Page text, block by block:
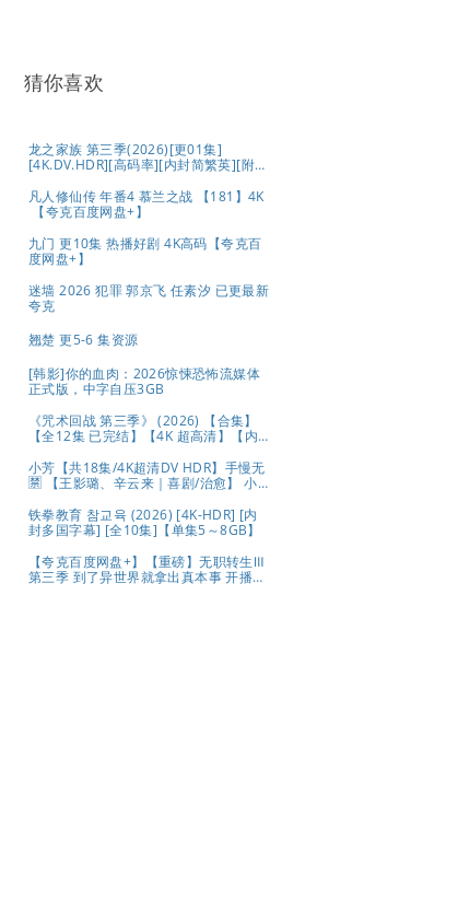
猜你喜欢
龙之家族 第三季(2026)[更01集]
[4K.DV.HDR][高码率][内封简繁英][附1-
凡人修仙传 年番4 慕兰之战 【181】4K
【夸克百度网盘+】
九门 更10集 热播好剧 4K高码【夸克百
度网盘+】
迷墙 2026 犯罪 郭京飞 任素汐 已更最新
夸克
翘楚 更5-6 集资源
[韩影]你的血肉：2026惊悚恐怖流媒体
正式版，中字自压3GB
《咒术回战 第三季》 (2026) 【合集】
【全12集 已完结】【4K 超高清】【内
【附1-2季+系列】夸克
小芳【共18集/4K超清DV HDR】手慢无
🈲 【王影璐、辛云来｜喜剧/治愈】 小
播🥳 带球相亲，啼笑皆非😂 生而自由，
活出潇洒💫 婚姻不是人生的必选项，幸
铁拳教育 참교육 (2026) [4K-HDR] [内
封多国字幕] [全10集]【单集5～8GB】
【夸克百度网盘+】【重磅】无职转生Ⅲ
第三季 到了异世界就拿出真本事 开播2